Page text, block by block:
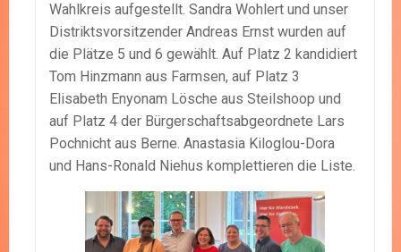
Wahlkreis aufgestellt. Sandra Wohlert und unser
Distriktsvorsitzender Andreas Ernst wurden auf
die Plätze 5 und 6 gewählt. Auf Platz 2 kandidiert
Tom Hinzmann aus Farmsen, auf Platz 3
Elisabeth Enyonam Lösche aus Steilshoop und
auf Platz 4 der Bürgerschaftsabgeordnete Lars
Pochnicht aus Berne. Anastasia Kiloglou-Dora
und Hans-Ronald Niehus komplettieren die Liste.